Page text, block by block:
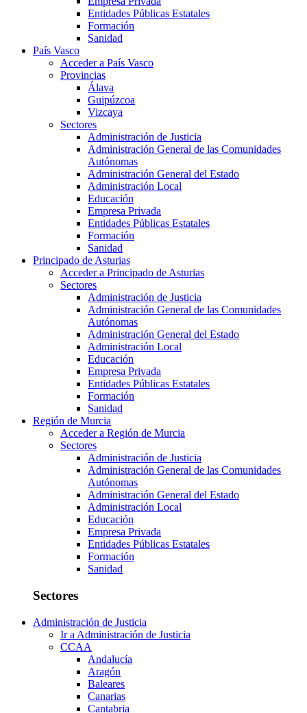
Entidades Públicas Estatales
Formación
Sanidad
País Vasco
Acceder a País Vasco
Provincias
Álava
Guipúzcoa
Vizcaya
Sectores
Administración de Justicia
Administración General de las Comunidades
Autónomas
Administración General del Estado
Administración Local
Educación
Empresa Privada
Entidades Públicas Estatales
Formación
Sanidad
Principado de Asturias
Acceder a Principado de Asturias
Sectores
Administración de Justicia
Administración General de las Comunidades
Autónomas
Administración General del Estado
Administración Local
Educación
Empresa Privada
Entidades Públicas Estatales
Formación
Sanidad
Región de Murcia
Acceder a Región de Murcia
Sectores
Administración de Justicia
Administración General de las Comunidades
Autónomas
Administración General del Estado
Administración Local
Educación
Empresa Privada
Entidades Públicas Estatales
Formación
Sanidad
Sectores
Administración de Justicia
Ir a Administración de Justicia
CCAA
Andalucía
Aragón
Baleares
Canarias
Cantabria